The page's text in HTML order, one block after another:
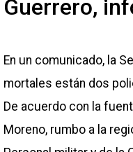
Guerrero,
En un comunicado, la
mortales están dos
De acuerdo con la
Moreno, rumbo a la